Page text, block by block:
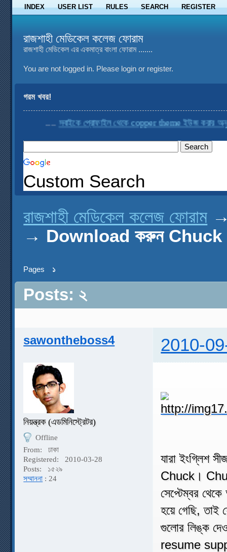
INDEX USER LIST RULES SEARCH REGISTER
রাজশাহী মেডিকেল কলেজ ফোরাম
রাজশাহী মেডিকেল এর একমাত্র বাংলা ফোরাম .......
You are not logged in. Please login or register.
গরম খবর!
....সবাইকে প্রোফাইল থেকে copper theme ইউজ করার
Custom Search
রাজশাহী মেডিকেল কলেজ ফোরাম
→ Download করুন
Pages ১
Posts: ২
sawontheboss4 2010-
নিয়ন্ত্রক (এডমিনিস্ট্রেটর)
Offline
From:
ঢাকা
Registered:
2010-03-28
Posts:
১৫২৯
সম্মাননা : 24
যারা ইংগ্লিশ
Chuck।
সেপ্টেম্বর
হয়ে গেছি,
গুলোর লিঙ্ক
resume